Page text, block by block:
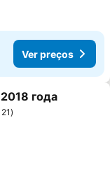
Ver preços
favoritos
года
21